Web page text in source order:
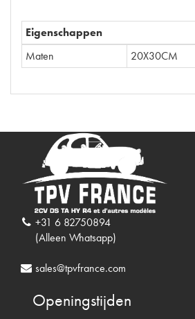
Eigenschappen
Maten
20X30CM
+31 6 82750894
(Alleen Whatsapp)
sales@tpvfrance.com
Openingstijden